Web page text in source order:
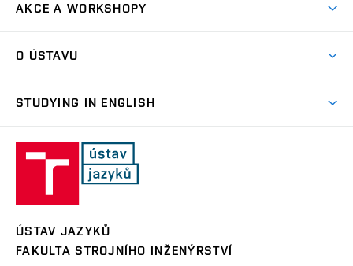
Volitelné kurzy
AKCE A WORKSHOPY
Zkouška z češtiny pro cizince
O ÚSTAVU
Lidé na ústavu
Fakulta strojního inženýrství
Vysoké učení technické v Brně
STUDYING IN ENGLISH
Erasmus+
technické
ÚSTAV JAZYKŮ
FAKULTA STROJNÍHO INŽENÝRSTVÍ